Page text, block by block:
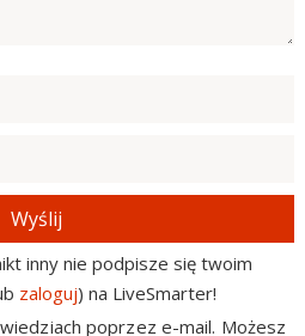
Wyślij
inny nie podpisze się twoim
zaloguj) na LiveSmarter!
poprzez e-mail. Możesz